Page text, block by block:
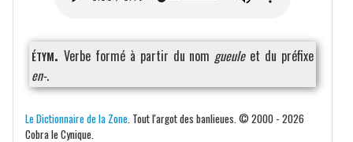
étym. Verbe formé à partir du nom gueuleet du préfixe
en-.
Le Dictionnaire de la Zone . Tout l'argot des banlieues. © 2000 - 2026
Cobra le Cynique.